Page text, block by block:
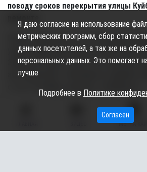
поводу сроков перекрытия улицы
Ранее сообщалось, что из-за ремонтных
улицы Куйбышева между улицей
Заводской будет полностью запрещено
автотранспорта. Чиновники из
с 5 по 19 ноября, передаёт zaoblakami.ru.
Из-за этого свои маршруты должны были
двух десятков автобусов. А для
обустраивать временные остановочные
МЫ НА
Я даю согласие на использование
метрических программ, сбор
данных посетителей, а так же на
персональных данных. Это помогает
лучше
Подробнее в Политике
Согласен